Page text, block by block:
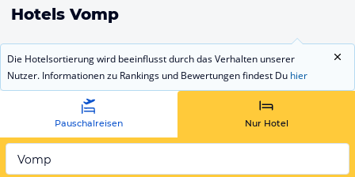
Hotels Vomp
Die Hotelsortierung wird beeinflusst durch das Verhalten unserer
Nutzer. Informationen zu Rankings und Bewertungen findest Du hier
Pauschalreisen Nur Hotel
Vomp